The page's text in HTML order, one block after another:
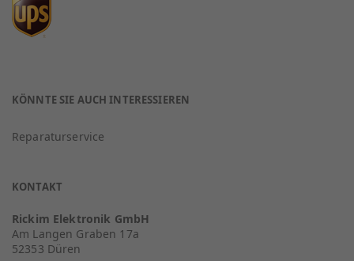
KÖNNTE SIE AUCH INTERESSIEREN
Reparaturservice
KONTAKT
Rickim Elektronik GmbH
Am Langen Graben 17a
52353 Düren